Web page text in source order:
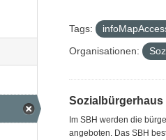
Tags:
Organisationen:
Sozialbürgerhaus
Im SBH werden die
angeboten. Das SBH